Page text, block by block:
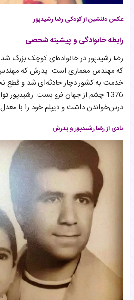
عکس دلنشین از کودکی رضا رشیدپور
رابطه خانوادگی و پیشینه شخصی
رضا رشیدپور در خانواده‌ای کوچک بزرگ
که مهندس معماری است. پدرش که مهندس
خدمت به کشور دچار حادثه‌ای شد و قطع
1376 چشم از جهان فرو بست. رشیدپور
درس‌خواندن داشت و دیپلم خود را با معدل 19.86 دریافت کرد.
یادی از رضا رشیدپور و پدرش